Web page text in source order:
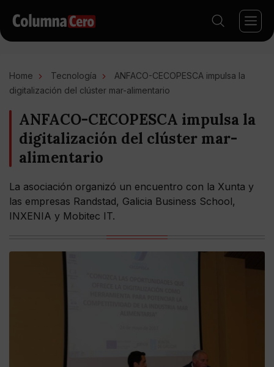
Home Tecnología
ANFACO-CECOPESCA impulsa la
digitalización del clúster mar-alimentario
ANFACO-CECOPESCA impulsa la
digitalización del clúster mar-
alimentario
La asociación organizó un encuentro con la Xunta y
las empresas Randstad, Galicia Business School,
INXENIA y Mobitec IT.